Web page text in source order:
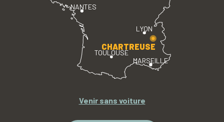
LYON
TOULOUSE
MARSEILLE
NANTES
CHARTREUSE
Venir sans voiture